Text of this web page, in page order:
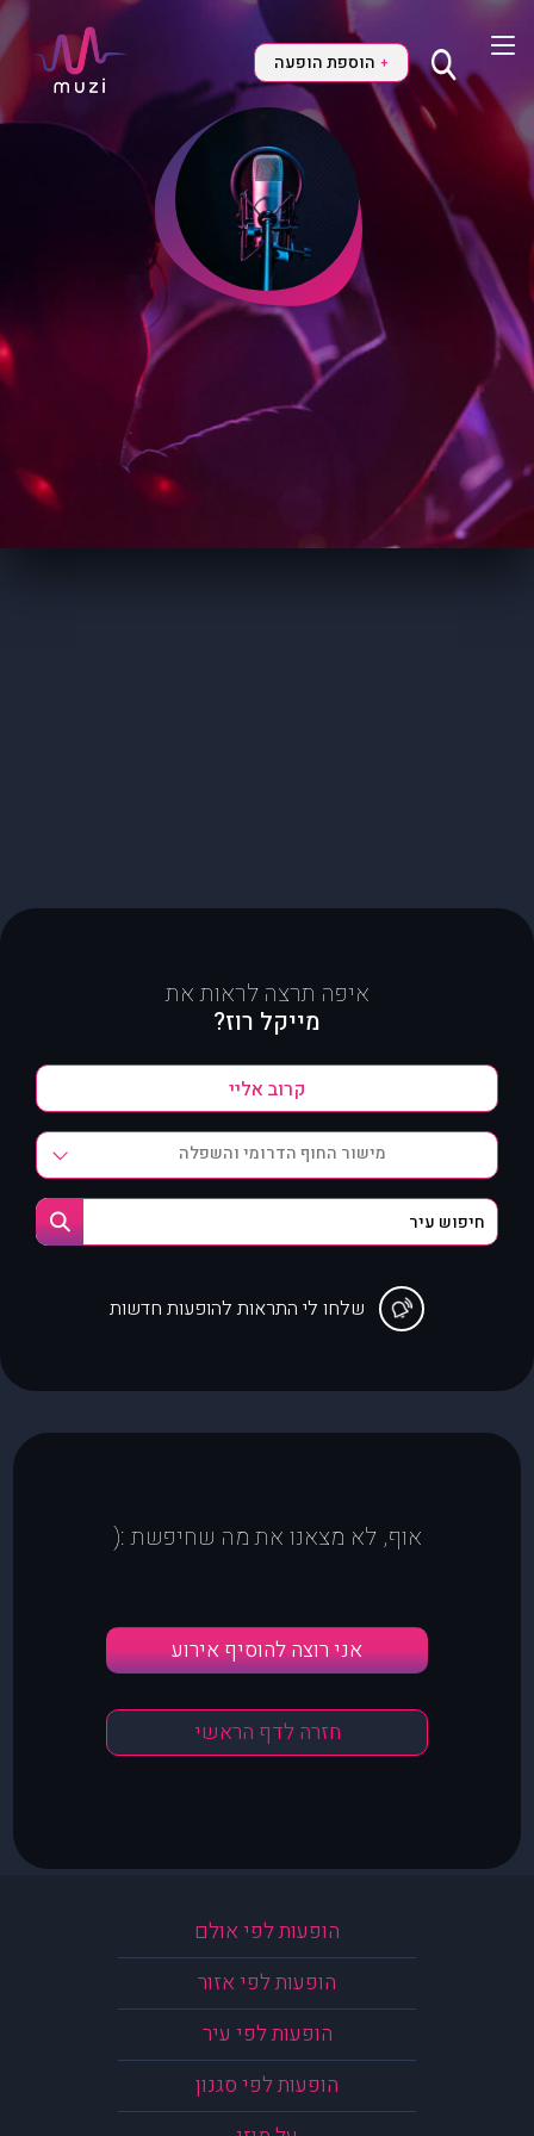
+ הוספת הופעה
איפה תרצה לראות את
מייקל רוז?
מישור החוף הדרומי והשפלה
שלחו לי התראות להופעות חדשות
אוף, לא מצאנו את מה שחיפשת :(
אני רוצה להוסיף אירוע
חזרה לדף הראשי
הופעות לפי אולם
הופעות לפי אזור
הופעות לפי עיר
הופעות לפי סגנון